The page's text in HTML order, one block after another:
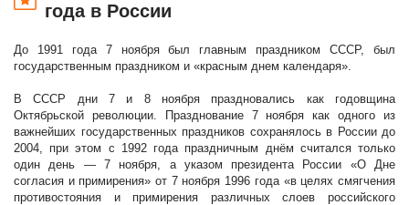
года в России
До 1991 года 7 ноября был главным праздником СССР, был
государственным праздником и «красным днем календаря».
В СССР дни 7 и 8 ноября праздновались как годовщина
Октябрьской революции. Празднование 7 ноября как одного из
важнейших государственных праздников сохранялось в России до
2004, при этом с 1992 года праздничным днём считался только
один день — 7 ноября, а указом президента России «О Дне
согласия и примирения» от 7 ноября 1996 года «в целях смягчения
противостояния и примирения различных слоев российского